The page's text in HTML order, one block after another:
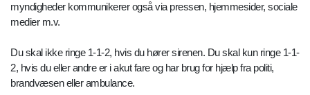
myndigheder kommunikerer også via pressen, hjemmesider, sociale
medier m.v.
Du skal ikke ringe 1-1-2, hvis du hører sirenen. Du skal kun ringe 1-1-
2, hvis du eller andre er i akut fare og har brug for hjælp fra politi,
brandvæsen eller ambulance.